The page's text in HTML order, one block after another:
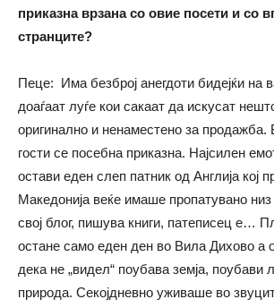
приказна врзана со овие посети и со
странците?
Пеце: Има безброј анегдоти бидејќи на
доаѓаат луѓе кои сакаат да искусат
оригинално и ненаместено за продажба.
гости се посебна приказна. Најсилен
остави еден слеп патник од Англија кој
Македонија веќе имаше пропатувано низ
свој блог, пишува книги, патеписец е…
остане само еден ден во Вила Дихово а
дека не „видел“ поубава земја, поубави
природа. Секојдневно уживаше во